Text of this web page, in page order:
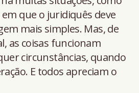
que o juridiquês deve
mais simples. Mas, de
as coisas funcionam
circunstâncias, quando
E todos apreciam o